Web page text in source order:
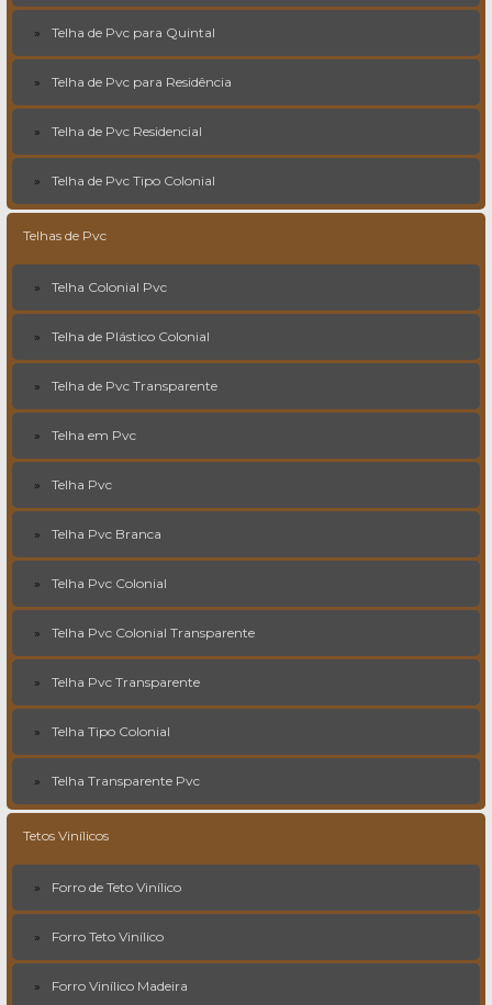
Telha de Pvc para Quintal
Telha de Pvc para Residência
Telha de Pvc Residencial
Telha de Pvc Tipo Colonial
Telhas de Pvc
Telha Colonial Pvc
Telha de Plástico Colonial
Telha de Pvc Transparente
Telha em Pvc
Telha Pvc
Telha Pvc Branca
Telha Pvc Colonial
Telha Pvc Colonial Transparente
Telha Pvc Transparente
Telha Tipo Colonial
Telha Transparente Pvc
Tetos Vinílicos
Forro de Teto Vinílico
Forro Teto Vinílico
Forro Vinílico Madeira